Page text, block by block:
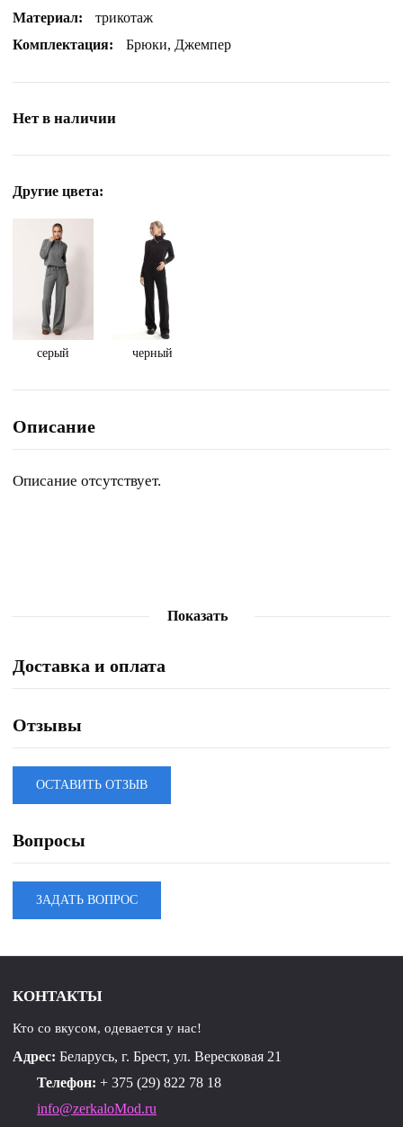
Материал:
трикотаж
Комплектация:
Брюки, Джемпер
Нет в наличии
Другие цвета:
серый черный
Описание
Описание отсутствует.
Показать
Доставка и оплата
Отзывы
ОСТАВИТЬ ОТЗЫВ
Вопросы
ЗАДАТЬ ВОПРОС
КОНТАКТЫ
Кто со вкусом, одевается у нас!
Адрес: Беларусь, г. Брест, ул. Вересковая 21
Телефон: + 375 (29) 822 78 18
info@zerkaloMod.ru